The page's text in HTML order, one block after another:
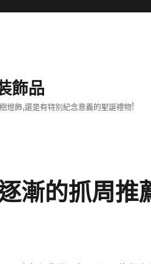
飾品
燈飾,還是有特別紀念意義的聖誕禮物!
漸的抓周推